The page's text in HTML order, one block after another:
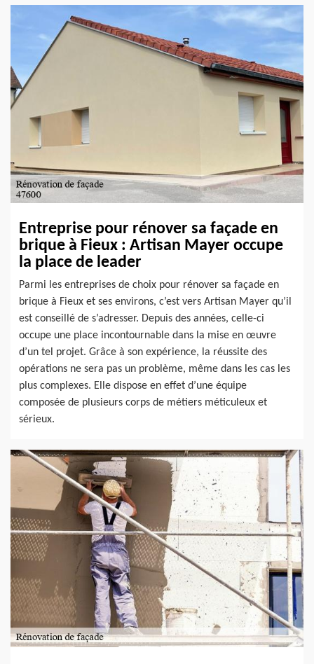
Entreprise pour rénover sa façade en
brique à Fieux : Artisan Mayer occupe
la place de leader
Parmi les entreprises de choix pour rénover sa façade en
brique à Fieux et ses environs, c’est vers Artisan Mayer qu’il
est conseillé de s’adresser. Depuis des années, celle-ci
occupe une place incontournable dans la mise en œuvre
d’un tel projet. Grâce à son expérience, la réussite des
opérations ne sera pas un problème, même dans les cas les
plus complexes. Elle dispose en effet d’une équipe
composée de plusieurs corps de métiers méticuleux et
sérieux.